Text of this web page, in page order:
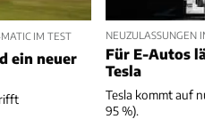
IM TEST
ein neuer
NEUZULASSUNGEN IM
Für E-Autos
Tesla
Tesla kommt auf nur
95 %).